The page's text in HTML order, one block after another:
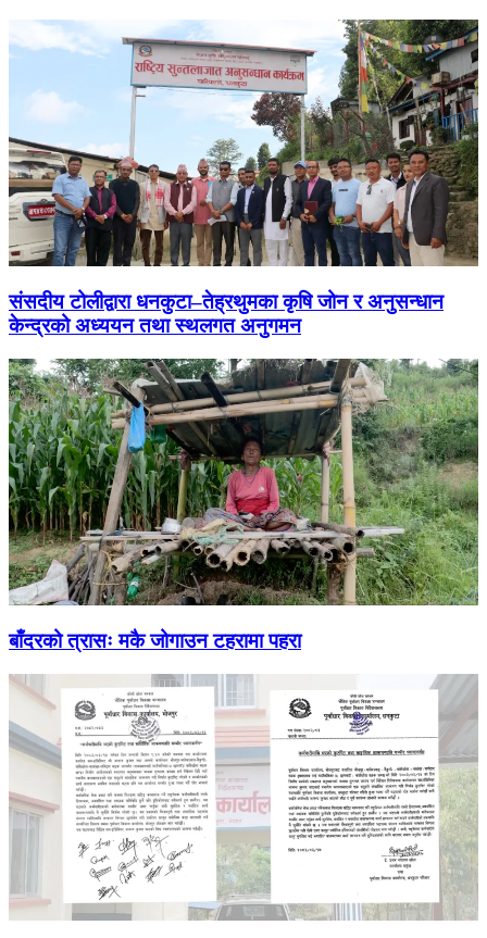
संसदीय टोलीद्वारा धनकुटा–तेह्रथुमका कृषि जोन र अनुसन्धान
केन्द्रको अध्ययन तथा स्थलगत अनुगमन
बाँदरको त्रासः मकै जोगाउन टहरामा पहरा